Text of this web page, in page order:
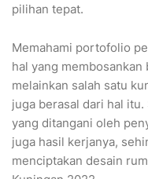
pilihan tepat.
Memahami portofolio
hal yang
melainkan salah satu
juga berasal dari hal
yang ditangani oleh
juga hasil kerjanya,
menciptakan desain